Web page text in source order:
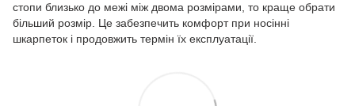
стопи близько до межі між двома розмірами, то краще обрати
більший розмір. Це забезпечить комфорт при носінні
шкарпеток і продовжить термін їх експлуатації.